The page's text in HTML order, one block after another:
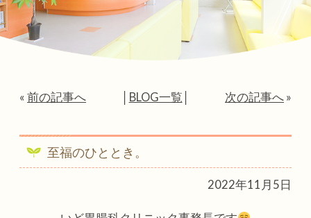
« 前の記事へ BLOG一覧 次の記事へ »
至福のひととき。
2022年11月5日